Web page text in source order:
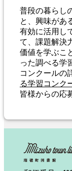
普段の暮らし
と、興味があ
有効に活用し
て、課題解決
価値を学ぶこ
った調べる学
コンクールの
る学習コンク
皆様からの応